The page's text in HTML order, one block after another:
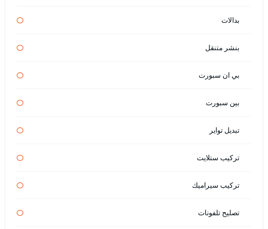
بدالات
بنشر متنقل
بي ان سبورت
بين سبورت
تبديل تواير
تركيب ستلايت
تركيب سيراميك
تصليح تلفونات